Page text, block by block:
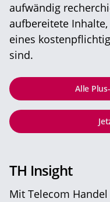
aufwändig
aufbereitete
eines
sind.
Alle
TH Insight
Mit Telecom